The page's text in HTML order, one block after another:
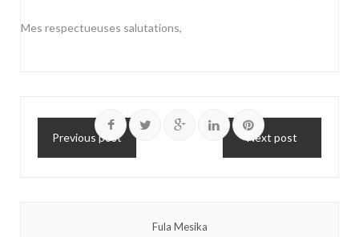
Mes respectueuses salutations,
Previous post Next post
Fula Mesika